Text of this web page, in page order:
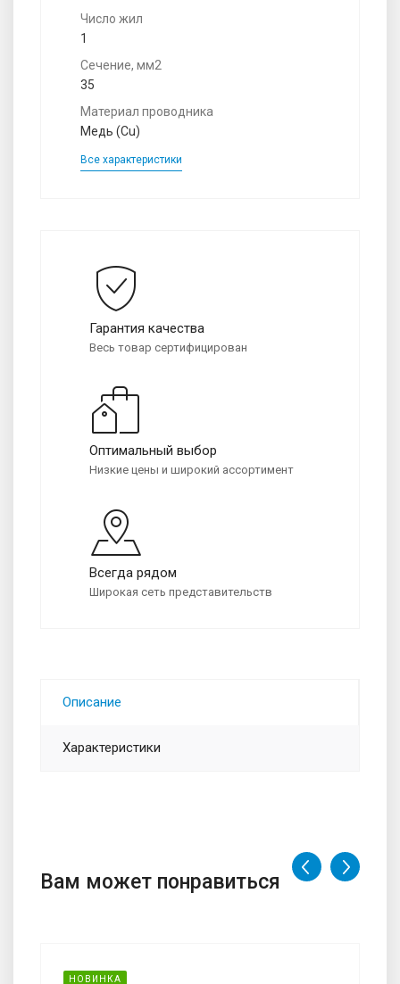
Число жил
1
Сечение, мм2
35
Материал проводника
Медь (Cu)
Все характеристики
Гарантия качества
Весь товар сертифицирован
Оптимальный выбор
Низкие цены и широкий ассортимент
Всегда рядом
Широкая сеть представительств
Описание
Характеристики
Вам может понравиться